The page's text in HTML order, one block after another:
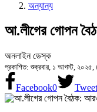
অন্যান্য
আ.লীগের গোপন
অনলাইন ডেস্ক
প্রকাশিত: শুক্রবার, ১ আগস্ট,
Facebook0 Tweet